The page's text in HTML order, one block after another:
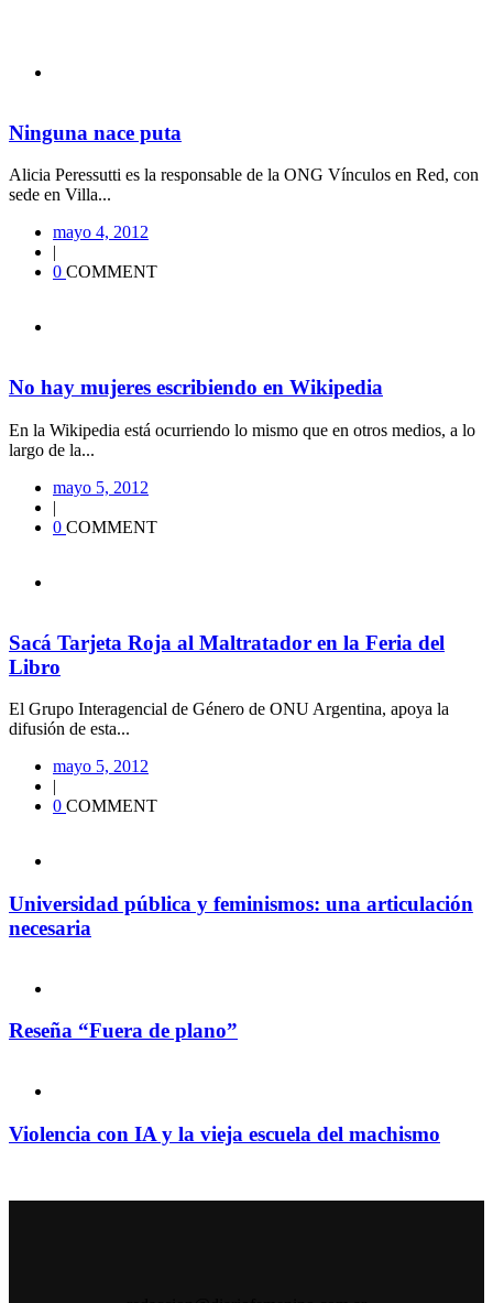
Ninguna nace puta
Alicia Peressutti es la responsable de la ONG Vínculos en Red, con
sede en Villa...
mayo 4, 2012
|
0 COMMENT
No hay mujeres escribiendo en Wikipedia
En la Wikipedia está ocurriendo lo mismo que en otros medios, a lo
largo de la...
mayo 5, 2012
|
0 COMMENT
Sacá Tarjeta Roja al Maltratador en la Feria del
Libro
El Grupo Interagencial de Género de ONU Argentina, apoya la
difusión de esta...
mayo 5, 2012
|
0 COMMENT
Universidad pública y feminismos: una articulación
necesaria
Reseña “Fuera de plano”
Violencia con IA y la vieja escuela del machismo